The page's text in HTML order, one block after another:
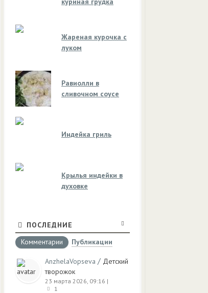
Жареная курочка с
луком
Равиолли в
сливочном соусе
Индейка гриль
Крылья индейки в
духовке
ПОСЛЕДНИЕ
Комментарии
Публикации
AnzhelaVopseva / Детский
творожок
23 марта 2026, 09:16 |
1